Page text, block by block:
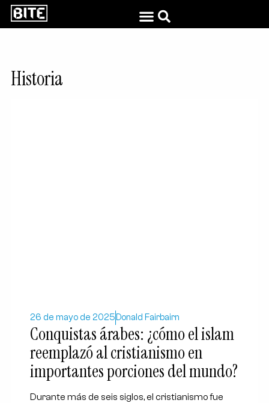
Historia
26 de mayo de 2025 Donald Fairbairn
Conquistas árabes: ¿cómo el islam
reemplazó al cristianismo en
importantes porciones del mundo?
Durante más de seis siglos, el cristianismo fue